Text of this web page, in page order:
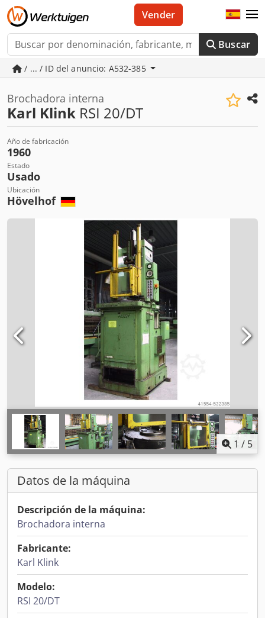
Buscar
Vender
/ ... / ID del anuncio: A532-385
Brochadora interna
Karl Klink RSI 20/DT
Año de fabricación
1960
Estado
Usado
Ubicación
Hövelhof
1 / 5
Datos de la máquina
Descripción de la máquina:
Brochadora interna
Fabricante:
Karl Klink
Modelo:
RSI 20/DT